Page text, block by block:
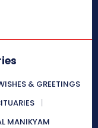
& GREETINGS
MANIKYAM